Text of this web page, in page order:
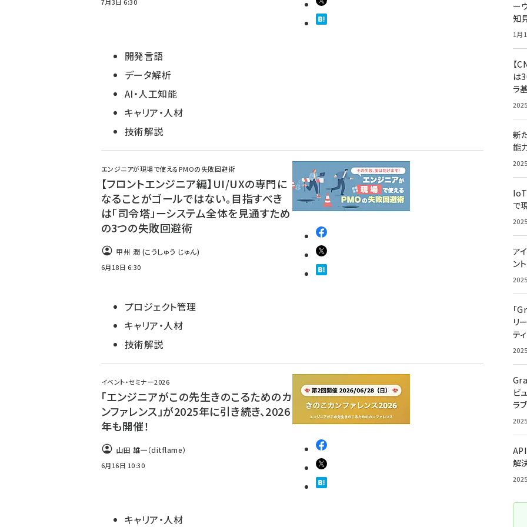
開発言語
データ解析
AI・人工知能
キャリア・人材
技術解説
エンジニアが現場で使えるPMOの失敗回避術
【フロントエンジニア編】UI/UXの専門に
なることがゴールではない。目指すべき
は「司令塔」ーシステム全体を見通すため
の3つの失敗回避術
甲州 潤 (こうしゅう じゅん)
6月18日 6:30
プロジェクト管理
キャリア・人材
技術解説
イベント・セミナー2026
「エンジニアがこの先生きのこるためのカ
ンファレンス」が2025年に引き続き、2026
年も開催！
山田 雄一（ditflame）
6月16日 10:30
キャリア・人材
ー
知
1月
【
は
ラ
新
能
で
ア
ン
「
リ
テ
ビ
ラ
解